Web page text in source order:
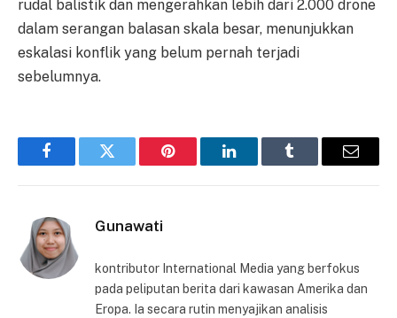
rudal balistik dan mengerahkan lebih dari 2.000 drone
dalam serangan balasan skala besar, menunjukkan
eskalasi konflik yang belum pernah terjadi
sebelumnya.
FacebookTwitter Pinterest LinkedInTumblr Email
Gunawati
kontributor International Media yang berfokus
pada peliputan berita dari kawasan Amerika dan
Eropa. Ia secara rutin menyajikan analisis